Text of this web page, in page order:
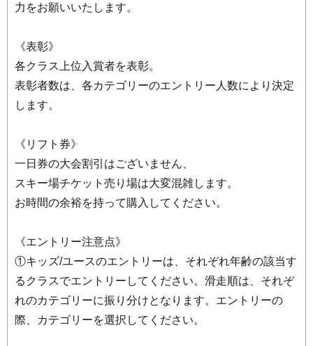
力をお願いいたします。
《表彰》
各クラス上位入賞者を表彰。
表彰者数は、各カテゴリーのエントリー人数により決定
します。
《リフト券》
一日券の大会割引はございません、
スキー場チケット売り場は大変混雑します。
お時間の余裕を持って購入してください。
《エントリー注意点》
①キッズ/ユースのエントリーは、それぞれ年齢の該当す
るクラスでエントリーしてください。滑走順は、それぞ
れのカテゴリーに振り分けとなります。エントリーの
際、カテゴリーを選択してください。